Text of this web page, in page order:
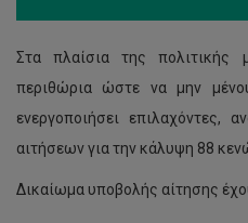
Στα πλαίσια της πολιτικής
περιθώρια ώστε να μην
ενεργοποιήσει επιλαχόντες,
αιτήσεων για την κάλυψη 88
Δικαίωμα υποβολής αίτησης